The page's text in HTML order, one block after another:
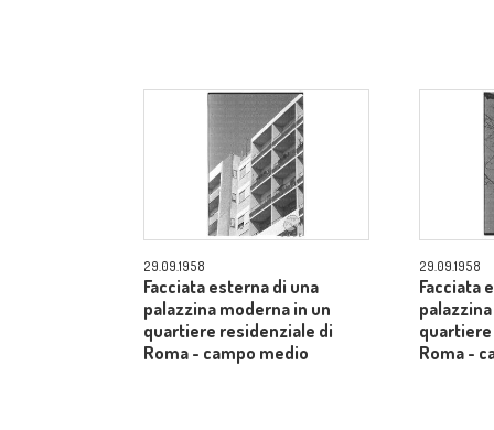
29.09.1958
Facciata esterna di una
palazzina moderna in un
quartiere residenziale di
Roma - campo medio
29.09.1958
Facciata
Roma -